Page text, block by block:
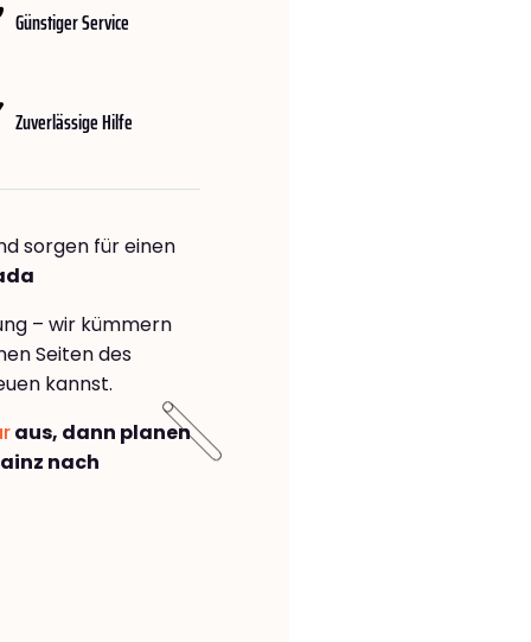
Günstiger Service
Zuverlässige Hilfe
sorgen für einen
– wir kümmern
Seiten des
kannst.
aus, dann planen
nach